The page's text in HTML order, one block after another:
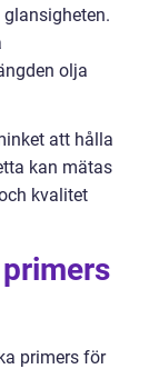
olja
att hålla
kan mätas
kvalitet
primers för